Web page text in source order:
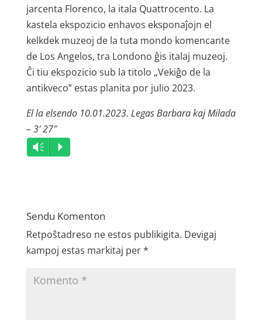
jarcenta Florenco, la itala Quattrocento. La
kastela ekspozicio enhavos eksponaĵojn el
kelkdek muzeoj de la tuta mondo komencante
de Los Angelos, tra Londono ĝis italaj muzeoj.
Ĉi tiu ekspozicio sub la titolo „Vekiĝo de la
antikveco” estas planita por julio 2023.
El la elsendo 10.01.2023. Legas Barbara kaj Milada
– 3′ 27″
Audio
Player
Vm P
Sendu Komenton
Retpoŝtadreso ne estos publikigita. Devigaj
kampoj estas markitaj per*